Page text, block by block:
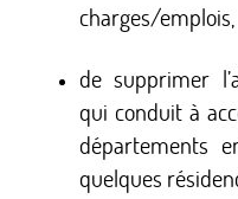
charges/emplois,
de supprimer
qui conduit à
départements
quelques